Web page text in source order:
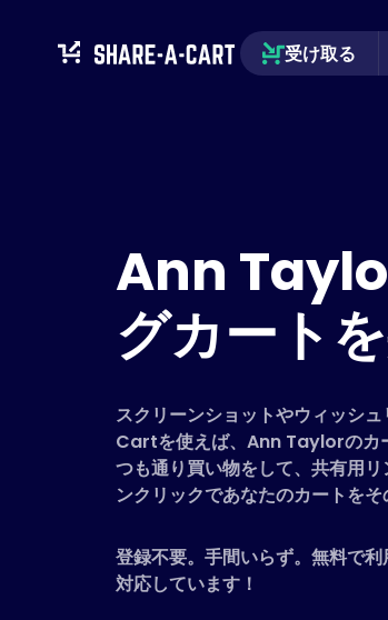
受け取る
Ann
グカート
スクリーンショットやウィッシ
Cartを使えば、Ann Taylorのカ
つも通り買い物をして、共有用
ンクリックであなたのカートをそ
登録不要。手間いらず。無料で
対応しています！